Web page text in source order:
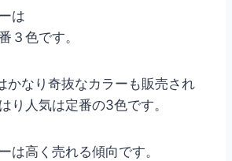
は
３色です。
かなり奇抜なカラーも販売され
り人気は定番の3色です。
は高く売れる傾向です。